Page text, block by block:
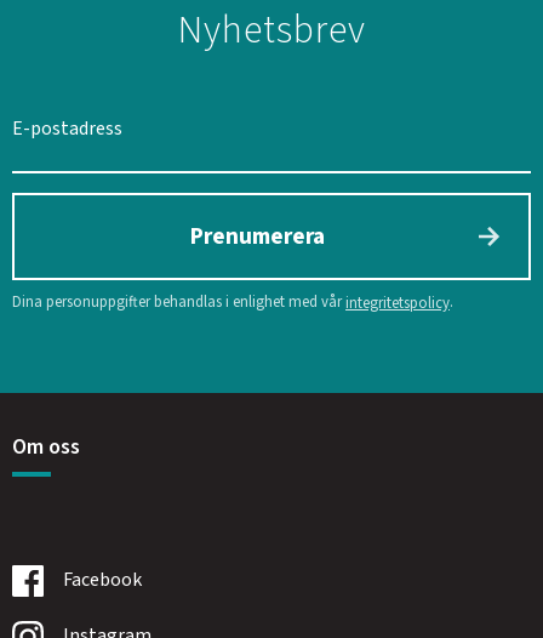
Nyhetsbrev
Prenumerera
Dina personuppgifter behandlas i enlighet med vårintegritetspolicy.
Om oss
Facebook